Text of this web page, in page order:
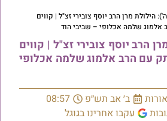
הילולת מרן הרב יוסף צובירי זצ"ל | קווים
אלמוג שלמה אכלופי – שביבי הוד
הרב יוסף צובירי זצ"ל | קווים
עם הרב אלמוג שלמה אכלופי
ב׳ אב תש״פ
08:57
עקבו אחרינו בגוגל